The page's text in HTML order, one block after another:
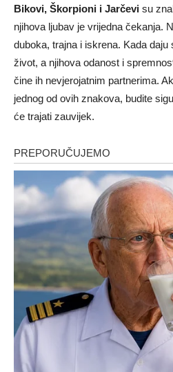
Bikovi, Škorpioni i Jarčevi su
njihova ljubav je vrijedna čekanja.
duboka, trajna i iskrena. Kada
život, a njihova odanost i
čine ih nevjerojatnim partnerima.
jednog od ovih znakova, budite
će trajati zauvijek.